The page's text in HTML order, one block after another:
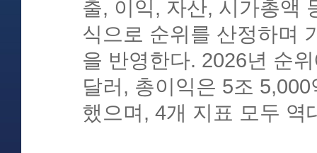
출, 이익, 자산, 시가총액
식으로 순위를 산정하며
을 반영한다. 2026년 순
달러, 총이익은 5조
했으며, 4개 지표 모두 역